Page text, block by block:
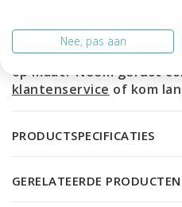
Heb je vragen over dit
op maat? Neem gerust
klantenservice of kom
PRODUCTSPECIFICATIES
GERELATEERDE PRODUCTEN
Nee, pas aan